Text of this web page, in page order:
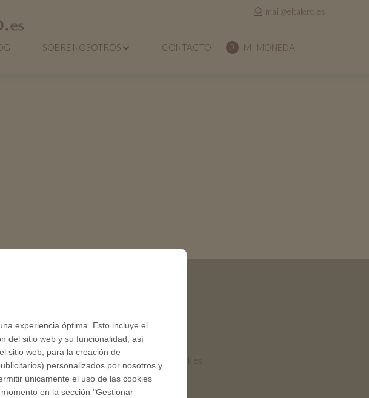
mail@eltalero.es
SOBRE NOSOTROS CONTACTO 0 MI MONEDA
Condiciones generales
Privacy policies
experiencia óptima. Esto incluye el
del sitio web y su funcionalidad, así
sitio web, para la creación de
personalizados por nosotros y
únicamente el uso de las cookies
en la sección "Gestionar